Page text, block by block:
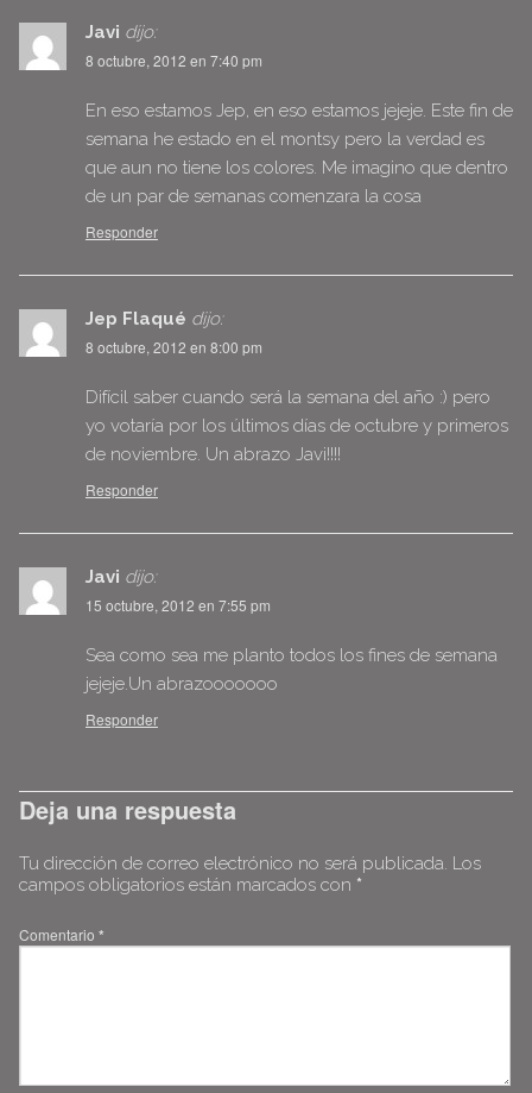
Javi dijo:
8 octubre, 2012 en 7:40 pm
En eso estamos Jep, en eso estamos jejeje. Este fin de
semana he estado en el montsy pero la verdad es
que aun no tiene los colores. Me imagino que dentro
de un par de semanas comenzara la cosa
Responder
Jep Flaqué dijo:
8 octubre, 2012 en 8:00 pm
Difícil saber cuando será la semana del año :) pero
yo votaría por los últimos días de octubre y primeros
de noviembre. Un abrazo Javi!!!!
Responder
Javi dijo:
15 octubre, 2012 en 7:55 pm
Sea como sea me planto todos los fines de semana
jejeje.Un abrazooooooo
Responder
Deja una respuesta
Tu dirección de correo electrónico no será publicada. Los
campos obligatorios están marcados con *
Comentario *